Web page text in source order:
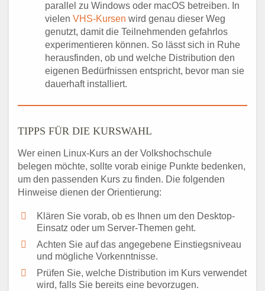
parallel zu Windows oder macOS betreiben. In
vielen VHS-Kursen wird genau dieser Weg
genutzt, damit die Teilnehmenden gefahrlos
experimentieren können. So lässt sich in Ruhe
herausfinden, ob und welche Distribution den
eigenen Bedürfnissen entspricht, bevor man sie
dauerhaft installiert.
TIPPS FÜR DIE KURSWAHL
Wer einen Linux-Kurs an der Volkshochschule
belegen möchte, sollte vorab einige Punkte bedenken,
um den passenden Kurs zu finden. Die folgenden
Hinweise dienen der Orientierung:
Klären Sie vorab, ob es Ihnen um den Desktop-
Einsatz oder um Server-Themen geht.
Achten Sie auf das angegebene Einstiegsniveau
und mögliche Vorkenntnisse.
Prüfen Sie, welche Distribution im Kurs verwendet
wird, falls Sie bereits eine bevorzugen.